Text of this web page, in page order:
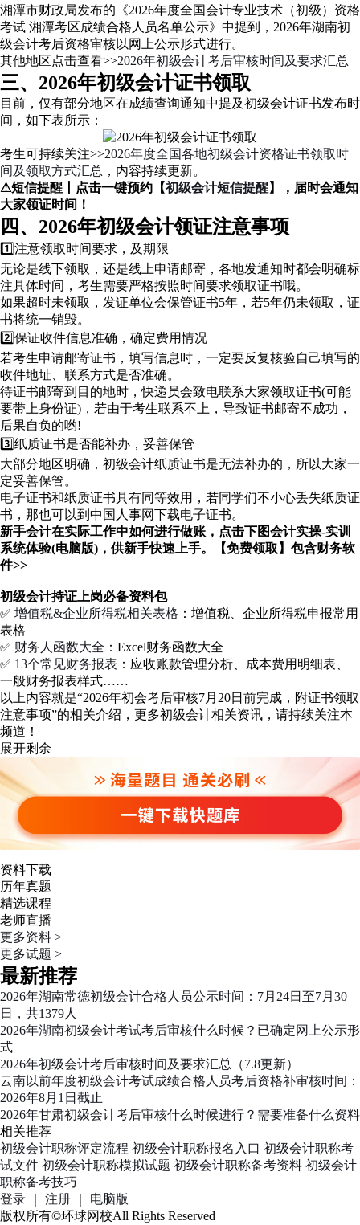
湘潭市财政局发布的《2026年度全国会计专业技术（初级）资格
考试 湘潭考区成绩合格人员名单公示》中提到，2026年湖南初
级会计考后资格审核以网上公示形式进行。
其他地区点击查看>>2026年初级会计考后审核时间及要求汇总
三、2026年初级会计证书领取
目前，仅有部分地区在成绩查询通知中提及初级会计证书发布时
间，如下表所示：
考生可持续关注>>2026年度全国各地初级会计资格证书领取时
间及领取方式汇总 ，内容持续更新。
⚠短信提醒丨点击一键预约【初级会计短信提醒】，届时会通知
大家领证时间！
四、2026年初级会计领证注意事项
1️⃣注意领取时间要求，及期限
无论是线下领取，还是线上申请邮寄，各地发通知时都会明确标
注具体时间，考生需要严格按照时间要求领取证书哦。
如果超时未领取，发证单位会保管证书5年，若5年仍未领取，证
书将统一销毁。
2️⃣保证收件信息准确，确定费用情况
若考生申请邮寄证书，填写信息时，一定要反复核验自己填写的
收件地址、联系方式是否准确。
待证书邮寄到目的地时，快递员会致电联系大家领取证书(可能
要带上身份证)，若由于考生联系不上，导致证书邮寄不成功，
后果自负的哟!
3️⃣纸质证书是否能补办，妥善保管
大部分地区明确，初级会计纸质证书是无法补办的，所以大家一
定妥善保管。
电子证书和纸质证书具有同等效用，若同学们不小心丢失纸质证
书，那也可以到中国人事网下载电子证书。
新手会计在实际工作中如何进行做账，点击下图会计实操-实训
系统体验(电脑版)，供新手快速上手。【免费领取】包含财务软
件>>
初级会计持证上岗必备资料包
✅ 增值税&企业所得税相关表格 ：增值税、企业所得税申报常用
表格
✅ 财务人函数大全 ：Excel财务函数大全
✅ 13个常见财务报表 ：应收账款管理分析、成本费用明细表、
一般财务报表样式……
以上内容就是“2026年初会考后审核7月20日前完成，附证书领取
注意事项”的相关介绍，更多初级会计相关资讯，请持续关注本
频道！
展开剩余
资料下载
历年真题
精选课程
老师直播
更多资料 >
更多试题 >
最新推荐
2026年湖南常德初级会计合格人员公示时间：7月24日至7月30
日，共1379人
2026年湖南初级会计考试考后审核什么时候？已确定网上公示形
式
2026年初级会计考后审核时间及要求汇总（7.8更新）
云南以前年度初级会计考试成绩合格人员考后资格补审核时间：
2026年8月1日截止
2026年甘肃初级会计考后审核什么时候进行？需要准备什么资料
相关推荐
初级会计职称评定流程 初级会计职称报名入口 初级会计职称考
试文件 初级会计职称模拟试题 初级会计职称备考资料 初级会计
职称备考技巧
登录
注册
电脑版
版权所有©环球网校All Rights Reserved